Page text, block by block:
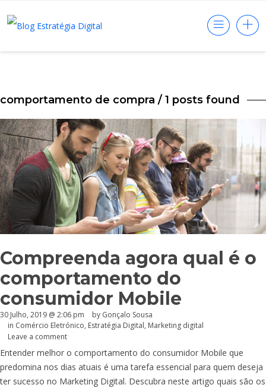
comportamento de compra / 1 posts found
Compreenda agora qual é o
comportamento do
consumidor Mobile
30 Julho, 2019 @ 2:06 pm by Gonçalo Sousa
in Comércio Eletrónico, Estratégia Digital, Marketing digital
Leave a comment
Entender melhor o comportamento do consumidor Mobile que
predomina nos dias atuais é uma tarefa essencial para quem deseja
ter sucesso no Marketing Digital. Descubra neste artigo quais são os